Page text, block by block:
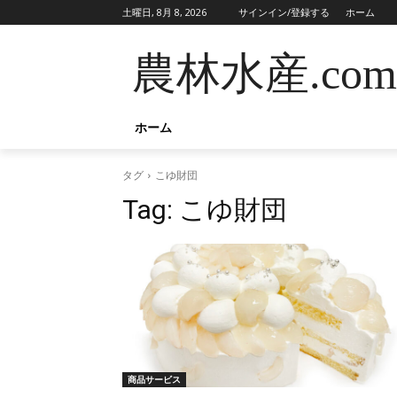
土曜日, 8月 8, 2026 サインイン/登録する ホーム
農林水産.com
ホーム
タグ こゆ財団
Tag: こゆ財団
商品サービス